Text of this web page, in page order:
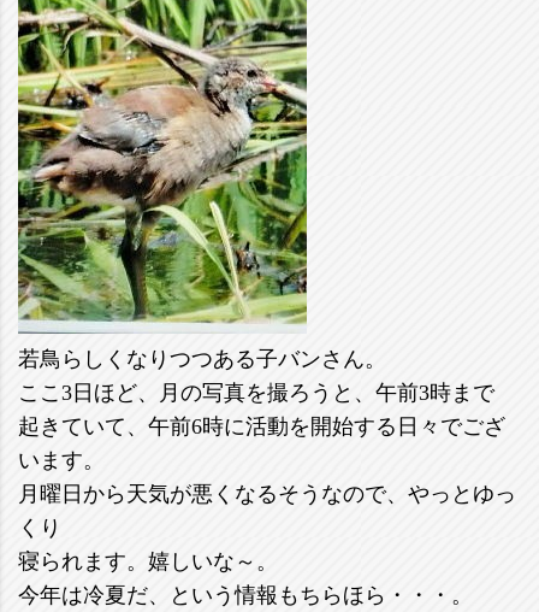
若鳥らしくなりつつある子バンさん。
ここ3日ほど、月の写真を撮ろうと、午前3時まで
起きていて、午前6時に活動を開始する日々でござ
います。
月曜日から天気が悪くなるそうなので、やっとゆっ
くり
寝られます。嬉しいな～。
今年は冷夏だ、という情報もちらほら・・・。